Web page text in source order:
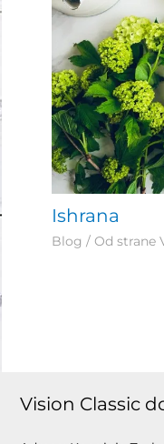
Ishrana
Blog / Od strane
Vision Classic